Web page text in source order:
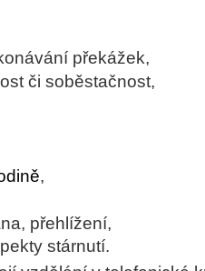
překážek,
či soběstačnost,
,
přehlížení,
stárnutí.